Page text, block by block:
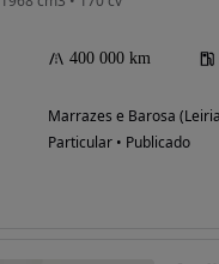
400 000 km
Marrazes e Barosa
Particular • Publicado